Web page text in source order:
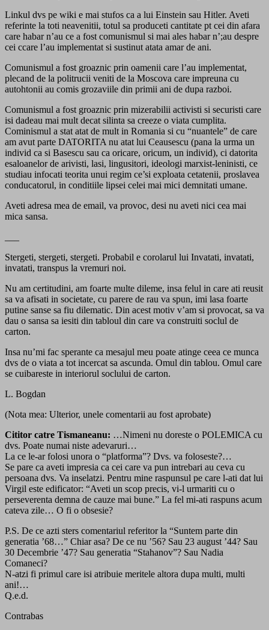
Linkul dvs pe wiki e mai stufos ca a lui Einstein sau Hitler. Aveti
referinte la toti neavenitii, totul sa produceti cantitate pt cei din afara
care habar n’au ce a fost comunismul si mai ales habar n’;au despre
cei ccare l’au implementat si sustinut atata amar de ani.
Comunismul a fost groaznic prin oamenii care l’au implementat,
plecand de la politrucii veniti de la Moscova care impreuna cu
autohtonii au comis grozaviile din primii ani de dupa razboi.
Comunismul a fost groaznic prin mizerabilii activisti si securisti care
isi dadeau mai mult decat silinta sa creeze o viata cumplita.
Cominismul a stat atat de mult in Romania si cu “nuantele” de care
am avut parte DATORITA nu atat lui Ceausescu (pana la urma un
individ ca si Basescu sau ca oricare, oricum, un individ), ci datorita
esaloanelor de arivisti, lasi, lingusitori, ideologi marxist-leninisti, ce
studiau infocati teorita unui regim ce’si exploata cetatenii, proslavea
conducatorul, in conditiile lipsei celei mai mici demnitati umane.
Aveti adresa mea de email, va provoc, desi nu aveti nici cea mai
mica sansa.
Stergeti, stergeti, stergeti. Probabil e corolarul lui Invatati, invatati,
invatati, transpus la vremuri noi.
Nu am certitudini, am foarte multe dileme, insa felul in care ati reusit
sa va afisati in societate, cu parere de rau va spun, imi lasa foarte
putine sanse sa fiu dilematic. Din acest motiv v’am si provocat, sa va
dau o sansa sa iesiti din tabloul din care va construiti soclul de
carton.
Insa nu’mi fac sperante ca mesajul meu poate atinge ceea ce munca
dvs de o viata a tot incercat sa ascunda. Omul din tablou. Omul care
se cuibareste in interiorul soclului de carton.
L. Bogdan
(Nota mea: Ulterior, unele comentarii au fost aprobate)
Cititor catre Tismaneanu: …Nimeni nu doreste o POLEMICA cu
dvs. Poate numai niste adevaruri…
La ce le-ar folosi unora o “platforma”? Dvs. va foloseste?…
Se pare ca aveti impresia ca cei care va pun intrebari au ceva cu
persoana dvs. Va inselatzi. Pentru mine raspunsul pe care l-ati dat lui
Virgil este edificator: “Aveti un scop precis, vi-l urmariti cu o
perseverenta demna de cauze mai bune.” La fel mi-ati raspuns acum
cateva zile… O fi o obsesie?
P.S. De ce azti sters comentariul referitor la “Suntem parte din
generatia ’68…” Chiar asa? De ce nu ’56? Sau 23 august ’44? Sau
30 Decembrie ’47? Sau generatia “Stahanov”? Sau Nadia
Comaneci?
N-atzi fi primul care isi atribuie meritele altora dupa multi, multi
ani!…
Q.e.d.
Contrabas